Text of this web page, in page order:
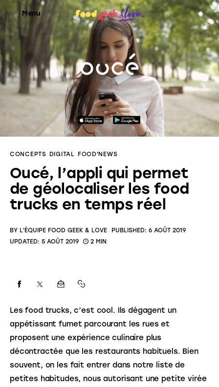
Menu
Food’News
Food’Com
Food’Art
Food’Life
CONCEPTS DIGITAL FOOD'NEWS
Oucé, l’appli qui permet
de géolocaliser les food
trucks en temps réel
BY L'ÉQUIPE FOOD GEEK & LOVE PUBLISHED: 6 AOÛT 2019
UPDATED: 5 AOÛT 2019 2 MIN
Les food trucks, c’est cool. Ils dégagent un
appétissant fumet parcourant les rues et
proposent une expérience culinaire plus
décontractée que les restaurants habituels. Bien
souvent, on les fait entrer dans notre liste de
petites habitudes, nous autorisant une petite virée